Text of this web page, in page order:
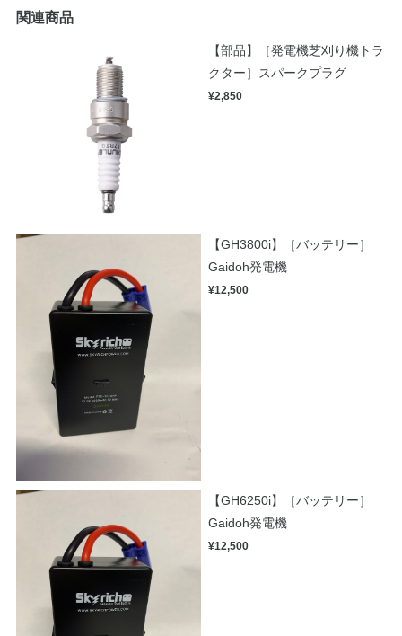
関連商品
【部品】［発電機芝刈り機トラ
クター］スパークプラグ
¥2,850
【GH3800i】［バッテリー］
Gaidoh発電機
¥12,500
【GH6250i】［バッテリー］
Gaidoh発電機
¥12,500